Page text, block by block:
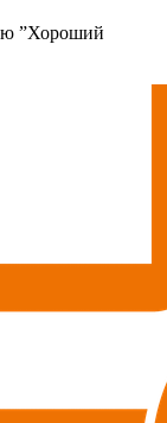
”Хороший